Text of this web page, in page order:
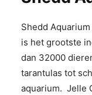
Shedd
is het grootste
dan 32000
tarantulas tot
aquarium. Jelle